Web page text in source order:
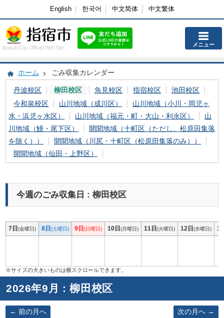
English 한국어 中文简体 中文繁体
Ibusuki City Official Web Site メニュー
ホーム ごみ収集カレンダー
丹波校区 柳田校区 魚見校区 指宿校区
池田校区
今和泉校区
山川地域（成川区）
山川地域（小川・岡児ヶ
水・浜児ヶ水区）
山川地域（福元・町・大山・利永区）
山
川地域（鰻・尾下区）
開聞地域（十町区（ただし、松原田集落
を除く））
開聞地域（川尻・十町区（松原田集落のみ））
開聞地域（仙田・上野区）
今週のごみ収集日 : 柳田校区
7日(金曜日) 8日(土曜日) 9日(日曜日) 10日(月曜日) 11日(火曜日) 12日(水曜日)
2026年9月 : 柳田校区
前の月へ 次の月へ